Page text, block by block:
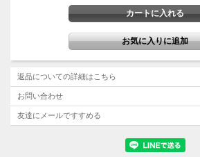
返品についての詳細はこちら
お問い合わせ
友達にメールですすめる